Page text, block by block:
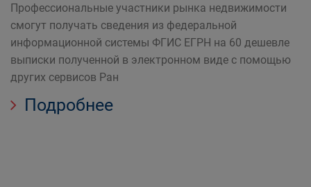
Профессиональные участники рынка недвижимости
смогут получать сведения из федеральной
информационной системы ФГИС ЕГРН на 60 дешевле
выписки полученной в электронном виде с помощью
других сервисов Ран
Подробнее